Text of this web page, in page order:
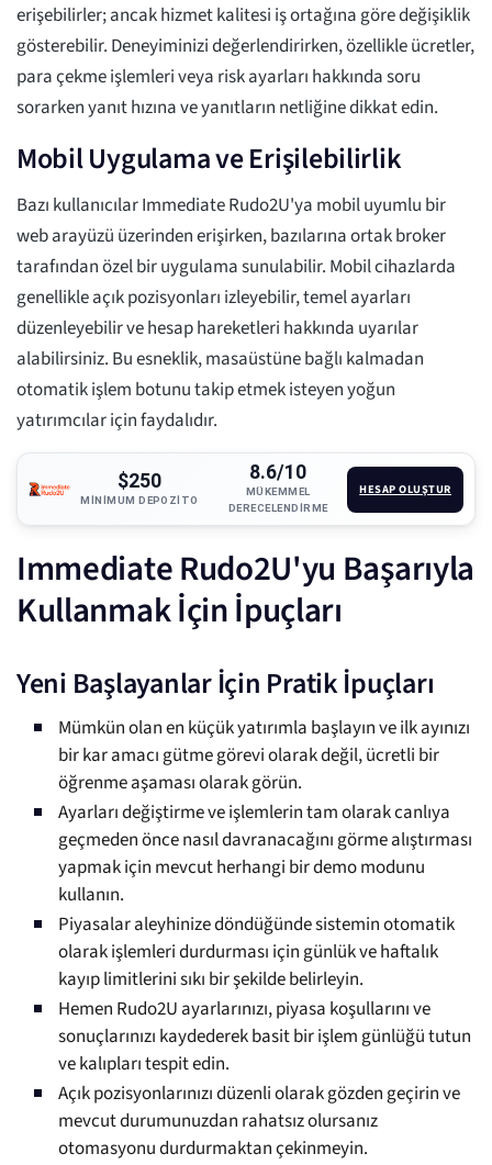
erişebilirler; ancak hizmet kalitesi iş ortağına göre değişiklik
gösterebilir. Deneyiminizi değerlendirirken, özellikle ücretler,
para çekme işlemleri veya risk ayarları hakkında soru
sorarken yanıt hızına ve yanıtların netliğine dikkat edin.
Mobil Uygulama ve Erişilebilirlik
Bazı kullanıcılar Immediate Rudo2U'ya mobil uyumlu bir
web arayüzü üzerinden erişirken, bazılarına ortak broker
tarafından özel bir uygulama sunulabilir. Mobil cihazlarda
genellikle açık pozisyonları izleyebilir, temel ayarları
düzenleyebilir ve hesap hareketleri hakkında uyarılar
alabilirsiniz. Bu esneklik, masaüstüne bağlı kalmadan
otomatik işlem botunu takip etmek isteyen yoğun
yatırımcılar için faydalıdır.
$250
MINIMUM DEPOZITO
8.6/10
MÜKEMMEL
DERECELENDIRME
HESAP OLUŞTUR
Immediate Rudo2U'yu Başarıyla
Kullanmak İçin İpuçları
Yeni Başlayanlar İçin Pratik İpuçları
Mümkün olan en küçük yatırımla başlayın ve ilk ayınızı
bir kar amacı gütme görevi olarak değil, ücretli bir
öğrenme aşaması olarak görün.
Ayarları değiştirme ve işlemlerin tam olarak canlıya
geçmeden önce nasıl davranacağını görme alıştırması
yapmak için mevcut herhangi bir demo modunu
kullanın.
Piyasalar aleyhinize döndüğünde sistemin otomatik
olarak işlemleri durdurması için günlük ve haftalık
kayıp limitlerini sıkı bir şekilde belirleyin.
Hemen Rudo2U ayarlarınızı, piyasa koşullarını ve
sonuçlarınızı kaydederek basit bir işlem günlüğü tutun
ve kalıpları tespit edin.
Açık pozisyonlarınızı düzenli olarak gözden geçirin ve
mevcut durumunuzdan rahatsız olursanız
otomasyonu durdurmaktan çekinmeyin.